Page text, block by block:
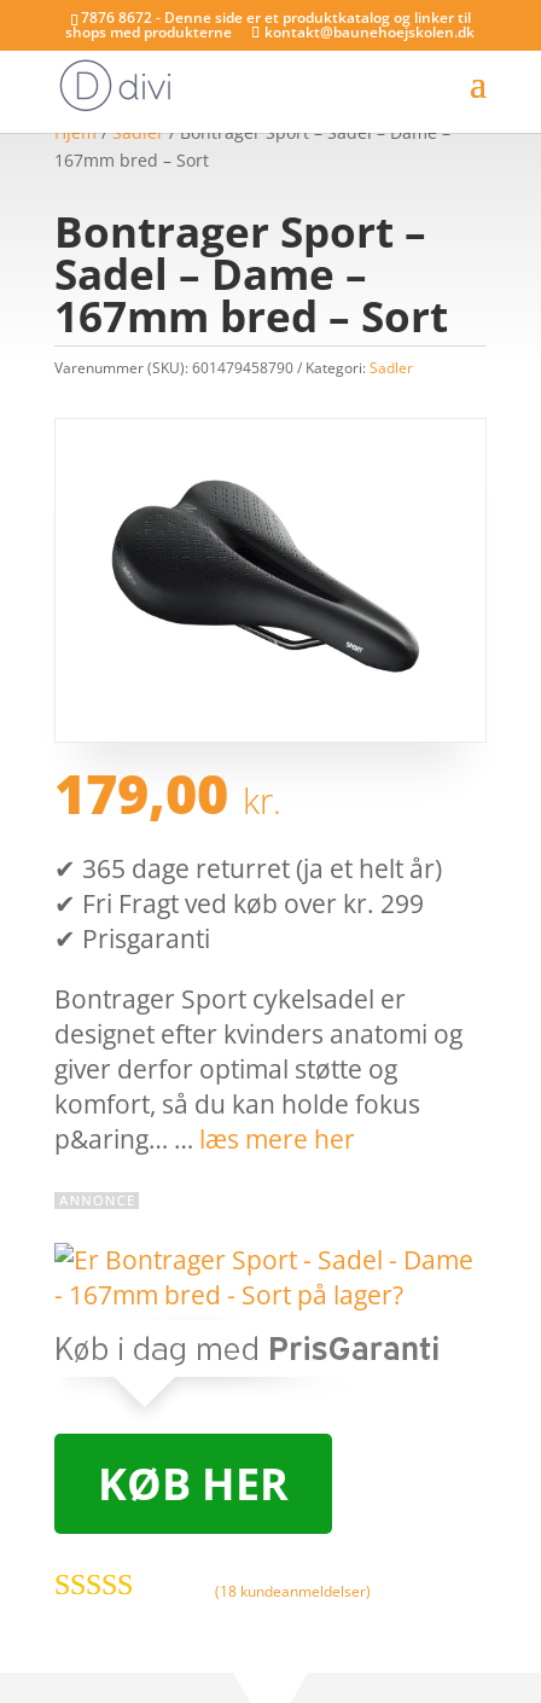
7876 8672 - Denne side er et produktkatalog og linker til
shops med produkterne kontakt@baunehoejskolen.dk
Hjem/Sadler/ Bontrager Sport – Sadel – Dame –
167mm bred – Sort
Bontrager Sport –
Sadel – Dame –
167mm bred – Sort
Varenummer (SKU):601479458790 Kategori:Sadler
179,00 kr.
✔ 365 dage returret (ja et helt år)
✔ Fri Fragt ved køb over kr. 299
✔ Prisgaranti
Bontrager Sport cykelsadel er
designet efter kvinders anatomi og
giver derfor optimal støtte og
komfort, så du kan holde fokus
p&aring… … læs mere her
KØB HER
(18 kundeanmeldelser)